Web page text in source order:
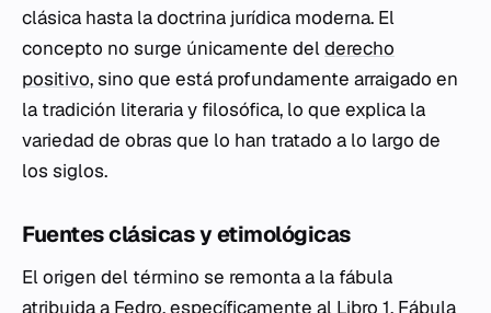
clásica hasta la doctrina jurídica moderna. El
concepto no surge únicamente delderecho
positivo, sino que está profundamente arraigado en
la tradición literaria y filosófica, lo que explica la
variedad de obras que lo han tratado a lo largo de
los siglos.
Fuentes clásicas y etimológicas
El origen del término se remonta a la fábula
atribuida a Fedro, específicamente al Libro 1, Fábula